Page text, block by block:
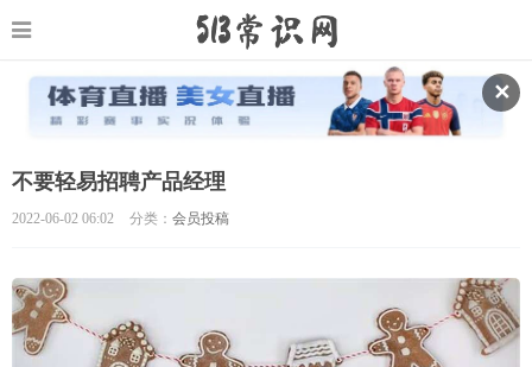
✕
不要轻易招聘产品经理
2022-06-02 06:02 分类： 会员投稿